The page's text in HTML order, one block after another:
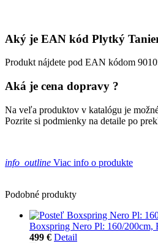
Aký je EAN kód Plytký
Produkt nájdete pod EAN kódom
Aká je cena dopravy ?
Na veľa produktov v katalógu je
Pozrite si podmienky na detaile po
info_outline Viac info o produkte
Podobné produkty
Boxspring Nero Pl: 160/200cm,
499 € Detail